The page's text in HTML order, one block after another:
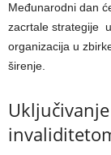
Međunarodni dan
zacrtale strategije
organizacija u
širenje.